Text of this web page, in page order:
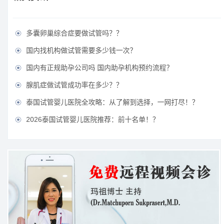
 多囊卵巢综合症要做试管吗？？
 国内找机构做试管需要多少钱一次？
 国内有正规助孕公司吗 国内助孕机构预约流程？
 腺肌症做试管成功率在多少？？
 泰国试管婴儿医院全攻略：从了解到选择，一网打尽！？
 2026泰国试管婴儿医院推荐：前十名单！？